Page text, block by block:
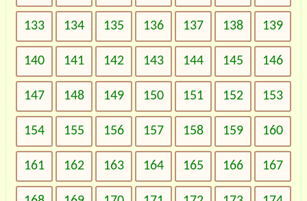
133 134 135 136 137 138 139
140 141 142 143 144 145 146
147 148 149 150 151 152 153
154 155 156 157 158 159 160
161 162 163 164 165 166 167